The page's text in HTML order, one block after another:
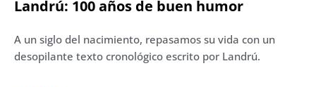
Landrú: 100 años de buen humor
A un siglo del nacimiento, repasamos su vida con un
desopilante texto cronológico escrito por Landrú.